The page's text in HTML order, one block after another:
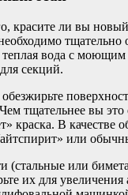
красите ли вы
тщательно
вода с моющим
секций.
тщательнее вы это
краска. В качестве
или
(стальные или
их для